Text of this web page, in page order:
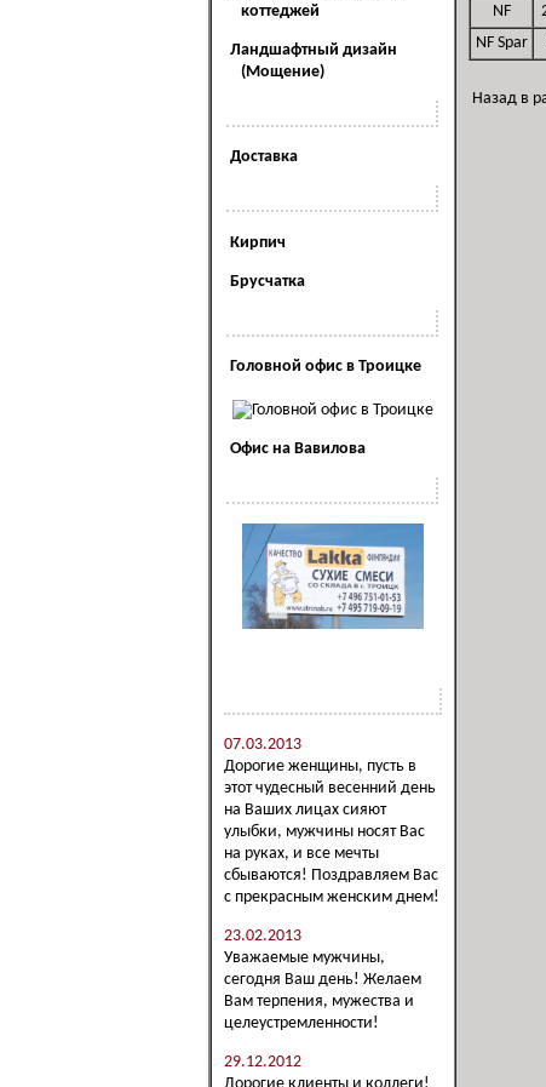
коттеджей
Ландшафтный дизайн
(Мощение)
Доставка
Кирпич
Брусчатка
Головной офис в Троицке
Офис на Вавилова
07.03.2013
Дорогие женщины, пусть в
этот чудесный весенний день
на Ваших лицах сияют
улыбки, мужчины носят Вас
на руках, и все мечты
сбываются! Поздравляем Вас
с прекрасным женским днем!
23.02.2013
Уважаемые мужчины,
сегодня Ваш день! Желаем
Вам терпения, мужества и
целеустремленности!
29.12.2012
NF
NF Spar
Назад в